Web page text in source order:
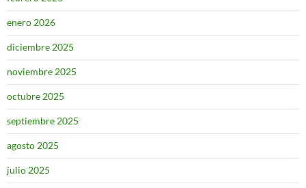
enero 2026
diciembre 2025
noviembre 2025
octubre 2025
septiembre 2025
agosto 2025
julio 2025